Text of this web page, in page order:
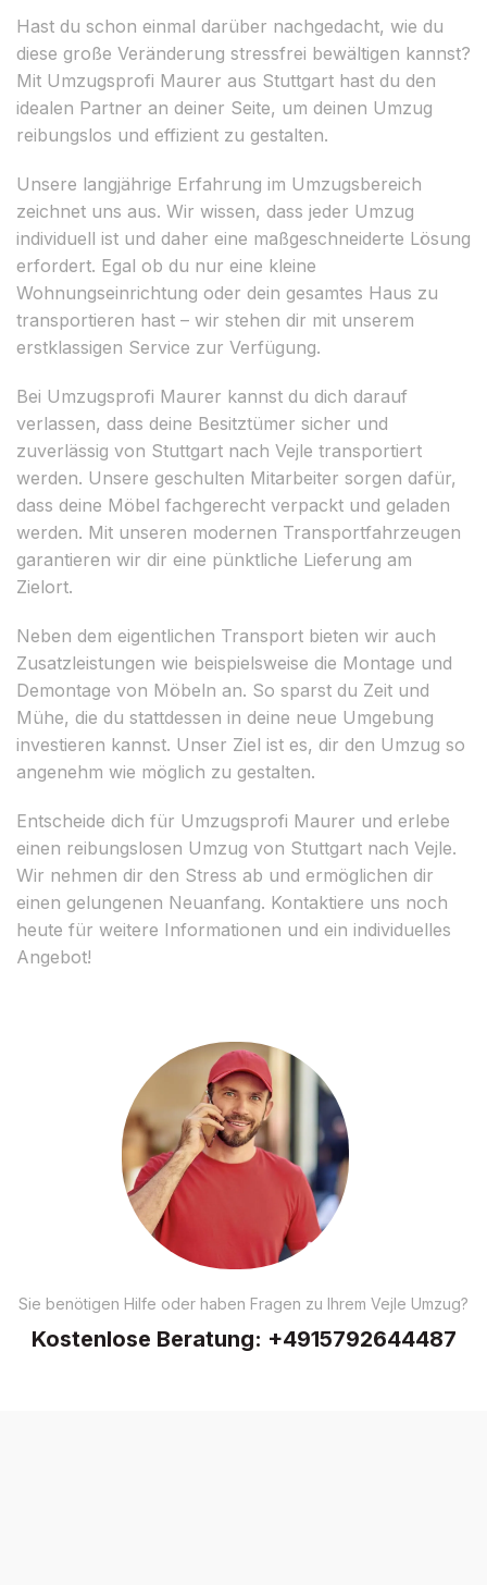
Hast du schon einmal darüber nachgedacht, wie du
diese große Veränderung stressfrei bewältigen kannst?
Mit Umzugsprofi Maurer aus Stuttgart hast du den
idealen Partner an deiner Seite, um deinen Umzug
reibungslos und effizient zu gestalten.
Unsere langjährige Erfahrung im Umzugsbereich
zeichnet uns aus. Wir wissen, dass jeder Umzug
individuell ist und daher eine maßgeschneiderte Lösung
erfordert. Egal ob du nur eine kleine
Wohnungseinrichtung oder dein gesamtes Haus zu
transportieren hast – wir stehen dir mit unserem
erstklassigen Service zur Verfügung.
Bei Umzugsprofi Maurer kannst du dich darauf
verlassen, dass deine Besitztümer sicher und
zuverlässig von Stuttgart nach Vejle transportiert
werden. Unsere geschulten Mitarbeiter sorgen dafür,
dass deine Möbel fachgerecht verpackt und geladen
werden. Mit unseren modernen Transportfahrzeugen
garantieren wir dir eine pünktliche Lieferung am
Zielort.
Neben dem eigentlichen Transport bieten wir auch
Zusatzleistungen wie beispielsweise die Montage und
Demontage von Möbeln an. So sparst du Zeit und
Mühe, die du stattdessen in deine neue Umgebung
investieren kannst. Unser Ziel ist es, dir den Umzug so
angenehm wie möglich zu gestalten.
Entscheide dich für Umzugsprofi Maurer und erlebe
einen reibungslosen Umzug von Stuttgart nach Vejle.
Wir nehmen dir den Stress ab und ermöglichen dir
einen gelungenen Neuanfang. Kontaktiere uns noch
heute für weitere Informationen und ein individuelles
Angebot!
Sie benötigen Hilfe oder haben Fragen zu Ihrem Vejle Umzug?
Kostenlose Beratung: +4915792644487